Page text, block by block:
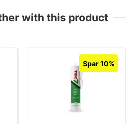
with this product
Spar 10%